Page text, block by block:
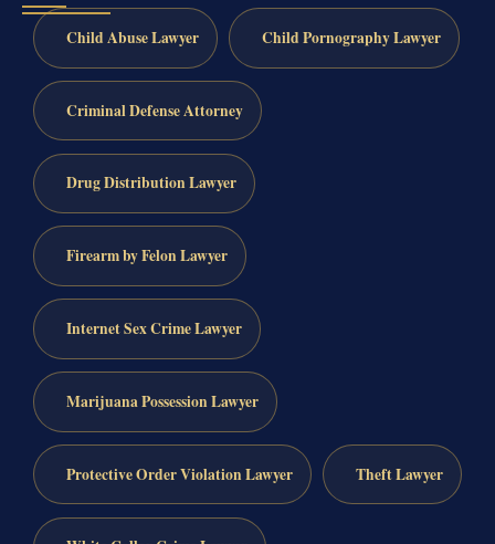
Child Abuse Lawyer Child Pornography Lawyer
Criminal Defense Attorney
Drug Distribution Lawyer
Firearm by Felon Lawyer
Internet Sex Crime Lawyer
Marijuana Possession Lawyer
Protective Order Violation Lawyer Theft Lawyer